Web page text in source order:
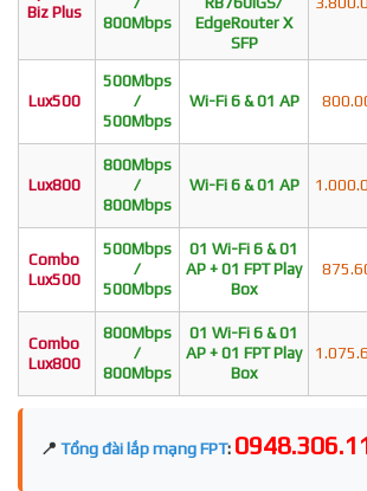
Biz Plus
800Mbps
EdgeRouter X
SFP
Lux500
500Mbps
/
500Mbps
Wi-Fi 6 & 01 AP
Lux800
800Mbps
/
800Mbps
Wi-Fi 6 & 01 AP
Combo
Lux500
500Mbps
/
500Mbps
01 Wi-Fi 6 & 01
AP + 01 FPT Play
Box
Combo
Lux800
800Mbps
/
800Mbps
01 Wi-Fi 6 & 01
AP + 01 FPT Play
Box
📍 Tổng đài lắp mạng FPT: